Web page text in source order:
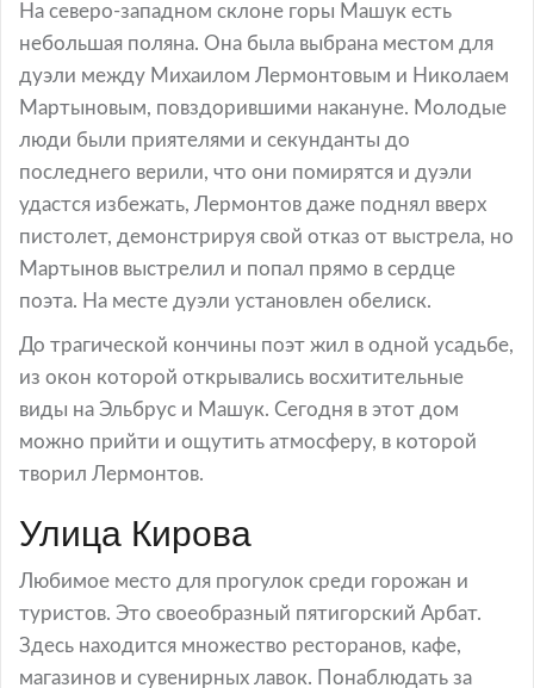
На северо-западном склоне горы Машук есть
небольшая поляна. Она была выбрана местом для
дуэли между Михаилом Лермонтовым и Николаем
Мартыновым, повздорившими накануне. Молодые
люди были приятелями и секунданты до
последнего верили, что они помирятся и дуэли
удастся избежать, Лермонтов даже поднял вверх
пистолет, демонстрируя свой отказ от выстрела, но
Мартынов выстрелил и попал прямо в сердце
поэта. На месте дуэли установлен обелиск.
До трагической кончины поэт жил в одной усадьбе,
из окон которой открывались восхитительные
виды на Эльбрус и Машук. Сегодня в этот дом
можно прийти и ощутить атмосферу, в которой
творил Лермонтов.
Улица Кирова
Любимое место для прогулок среди горожан и
туристов. Это своеобразный пятигорский Арбат.
Здесь находится множество ресторанов, кафе,
магазинов и сувенирных лавок. Понаблюдать за